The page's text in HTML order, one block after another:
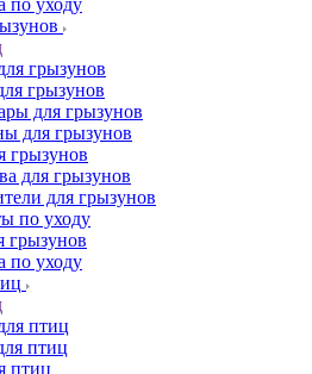
по уходу
грызунов
грызунов
для грызунов
для грызунов
грызунов
для грызунов
для грызунов
по уходу
грызунов
по уходу
птиц
птиц
птиц